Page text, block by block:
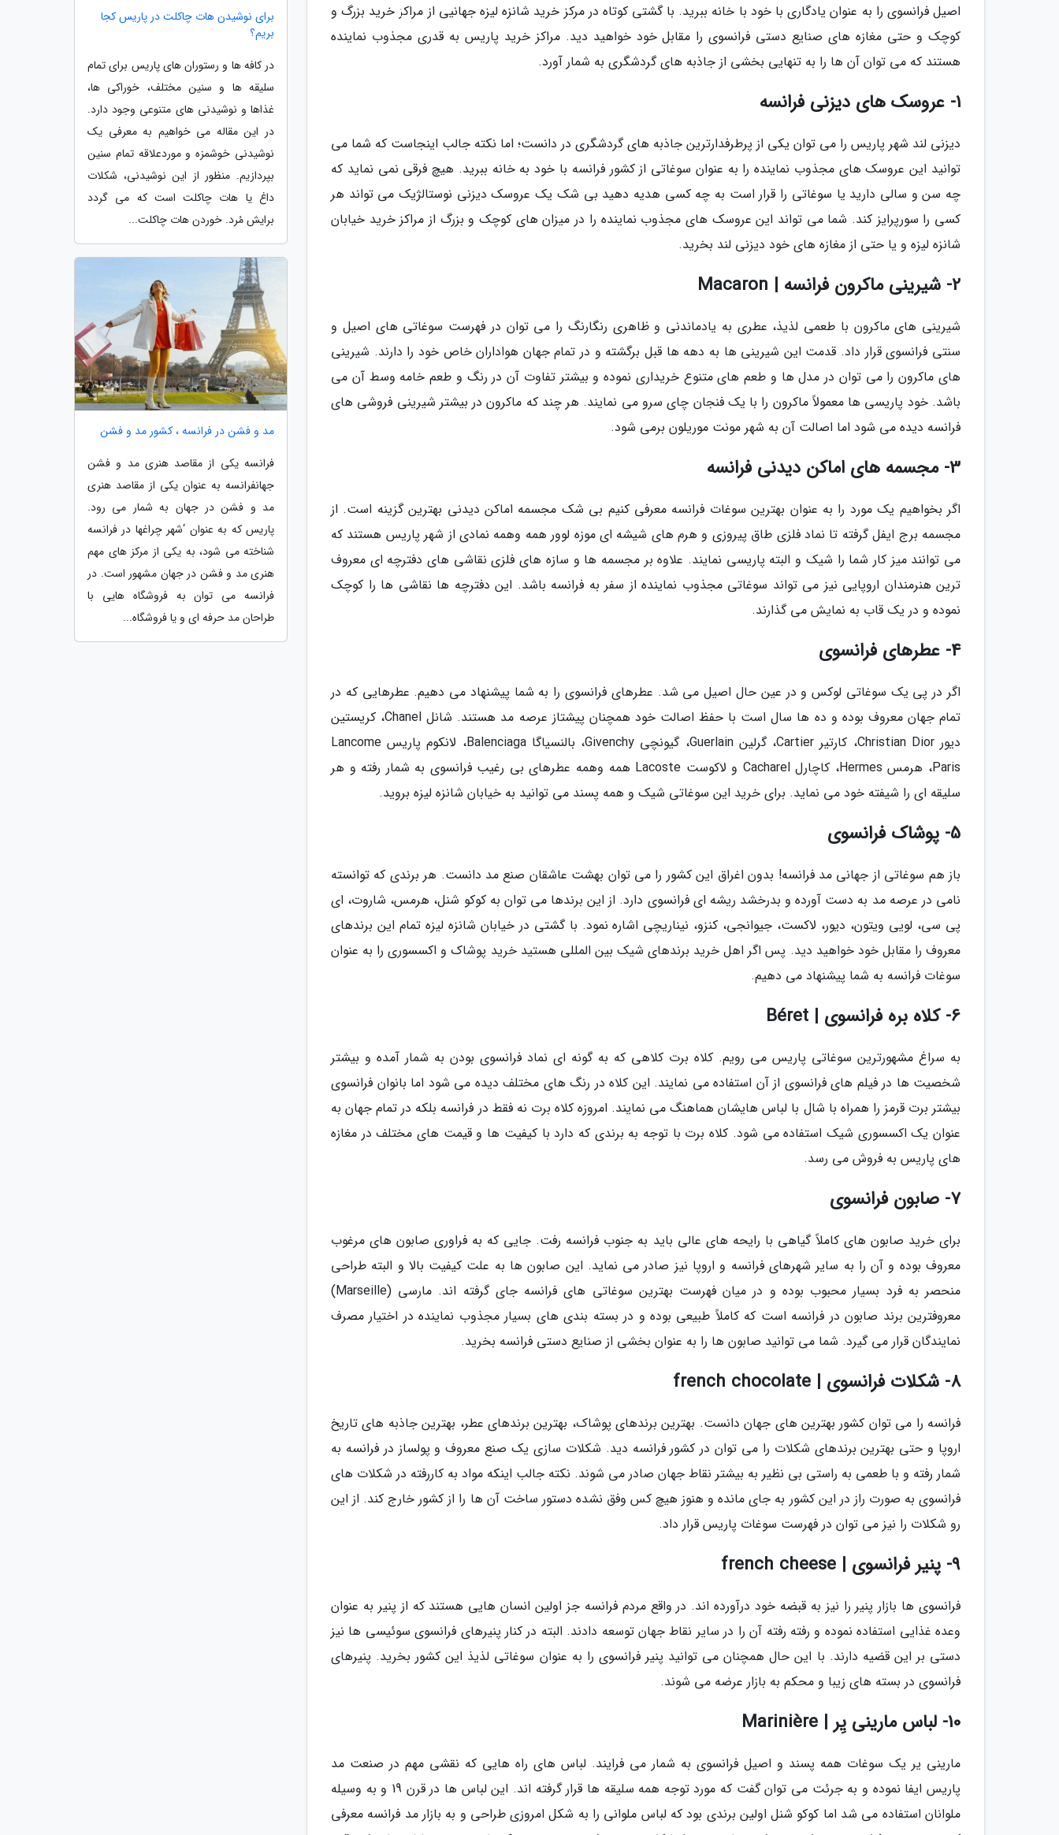
اصیل فرانسوی را به عنوان یادگاری با خود با خانه ببرید. با گشتی کوتاه در مرکز خرید شانزه لیزه جهانیی از مراکز خرید بزرگ و
کوچک و حتی مغازه های صنایع دستی فرانسوی را مقابل خود خواهید دید. مراکز خرید پاریس به قدری مجذوب نماینده
هستند که می توان آن ها را به تنهایی بخشی از جاذبه های گردشگری به شمار آورد.
1- عروسک های دیزنی فرانسه
دیزنی لند شهر پاریس را می توان یکی از پرطرفدارترین جاذبه های گردشگری در دانست؛ اما نکته جالب اینجاست که شما می
توانید این عروسک های مجذوب نماینده را به عنوان سوغاتی از کشور فرانسه با خود به خانه ببرید. هیچ فرقی نمی نماید که
چه سن و سالی دارید یا سوغاتی را قرار است به چه کسی هدیه دهید بی شک یک عروسک دیزنی نوستالژیک می تواند هر
کسی را سورپرایز کند. شما می تواند این عروسک های مجذوب نماینده را در میزان های کوچک و بزرگ از مراکز خرید خیابان
شانزه لیزه و یا حتی از مغازه های خود دیزنی لند بخرید.
2- شیرینی ماکرون فرانسه | Macaron
شیرینی های ماکرون با طعمی لذیذ، عطری به یادماندنی و ظاهری رنگارنگ را می توان در فهرست سوغاتی های اصیل و
سنتی فرانسوی قرار داد. قدمت این شیرینی ها به دهه ها قبل برگشته و در تمام جهان هواداران خاص خود را دارند. شیرینی
های ماکرون را می توان در مدل ها و طعم های متنوع خریداری نموده و بیشتر تفاوت آن در رنگ و طعم خامه وسط آن می
باشد. خود پاریسی ها معمولاً ماکرون را با یک فنجان چای سرو می نمایند. هر چند که ماکرون در بیشتر شیرینی فروشی های
فرانسه دیده می شود اما اصالت آن به شهر مونت موریلون برمی شود.
3- مجسمه های اماکن دیدنی فرانسه
اگر بخواهیم یک مورد را به عنوان بهترین سوغات فرانسه معرفی کنیم بی شک مجسمه اماکن دیدنی بهترین گزینه است. از
مجسمه برج ایفل گرفته تا نماد فلزی طاق پیروزی و هرم های شیشه ای موزه لوور همه وهمه نمادی از شهر پاریس هستند که
می توانند میز کار شما را شیک و البته پاریسی نمایند. علاوه بر مجسمه ها و سازه های فلزی نقاشی های دفترچه ای معروف
ترین هنرمندان اروپایی نیز می تواند سوغاتی مجذوب نماینده از سفر به فرانسه باشد. این دفترچه ها نقاشی ها را کوچک
نموده و در یک قاب به نمایش می گذارند.
4- عطرهای فرانسوی
اگر در پی یک سوغاتی لوکس و در عین حال اصیل می شد. عطرهای فرانسوی را به شما پیشنهاد می دهیم. عطرهایی که در
تمام جهان معروف بوده و ده ها سال است با حفظ اصالت خود همچنان پیشتاز عرصه مد هستند. شانل Chanel، کریستین
دیور Christian Dior، کارتیر Cartier، گرلین Guerlain، گیونچی Givenchy، بالنسیاگا Balenciaga، لانکوم پاریس Lancome
Paris، هرمس Hermes، کاچارل Cacharel و لاکوست Lacoste همه وهمه عطرهای بی رغیب فرانسوی به شمار رفته و هر
سلیقه ای را شیفته خود می نماید. برای خرید این سوغاتی شیک و همه پسند می توانید به خیابان شانزه لیزه بروید.
5- پوشاک فرانسوی
باز هم سوغاتی از جهانی مد فرانسه! بدون اغراق این کشور را می توان بهشت عاشقان صنع مد دانست. هر برندی که توانسته
نامی در عرصه مد به دست آورده و بدرخشد ریشه ای فرانسوی دارد. از این برندها می توان به کوکو شنل، هرمس، شاروت، ای
پی سی، لویی ویتون، دیور، لاکست، جیوانجی، کنزو، نیناریچی اشاره نمود. با گشتی در خیابان شانزه لیزه تمام این برندهای
معروف را مقابل خود خواهید دید. پس اگر اهل خرید برندهای شیک بین المللی هستید خرید پوشاک و اکسسوری را به عنوان
سوغات فرانسه به شما پیشنهاد می دهیم.
6- کلاه بره فرانسوی | Béret
به سراغ مشهورترین سوغاتی پاریس می رویم. کلاه برت کلاهی که به گونه ای نماد فرانسوی بودن به شمار آمده و بیشتر
شخصیت ها در فیلم های فرانسوی از آن استفاده می نمایند. این کلاه در رنگ های مختلف دیده می شود اما بانوان فرانسوی
بیشتر برت قرمز را همراه با شال با لباس هایشان هماهنگ می نمایند. امروزه کلاه برت نه فقط در فرانسه بلکه در تمام جهان به
عنوان یک اکسسوری شیک استفاده می شود. کلاه برت با توجه به برندی که دارد با کیفیت ها و قیمت های مختلف در مغازه
های پاریس به فروش می رسد.
7- صابون فرانسوی
برای خرید صابون های کاملاً گیاهی با رایحه های عالی باید به جنوب فرانسه رفت. جایی که به فراوری صابون های مرغوب
معروف بوده و آن را به سایر شهرهای فرانسه و اروپا نیز صادر می نماید. این صابون ها به علت کیفیت بالا و البته طراحی
منحصر به فرد بسیار محبوب بوده و در میان فهرست بهترین سوغاتی های فرانسه جای گرفته اند. مارسی (Marseille)
معروفترین برند صابون در فرانسه است که کاملاً طبیعی بوده و در بسته بندی های بسیار مجذوب نماینده در اختیار مصرف
نمایندگان قرار می گیرد. شما می توانید صابون ها را به عنوان بخشی از صنایع دستی فرانسه بخرید.
8- شکلات فرانسوی | french chocolate
فرانسه را می توان کشور بهترین های جهان دانست. بهترین برندهای پوشاک، بهترین برندهای عطر، بهترین جاذبه های تاریخ
اروپا و حتی بهترین برندهای شکلات را می توان در کشور فرانسه دید. شکلات سازی یک صنع معروف و پولساز در فرانسه به
شمار رفته و با طعمی به راستی بی نظیر به بیشتر نقاط جهان صادر می شوند. نکته جالب اینکه مواد به کاررفته در شکلات های
فرانسوی به صورت راز در این کشور به جای مانده و هنوز هیچ کس وفق نشده دستور ساخت آن ها را از کشور خارج کند. از این
رو شکلات را نیز می توان در فهرست سوغات پاریس قرار داد.
9- پنیر فرانسوی | french cheese
فرانسوی ها بازار پنیر را نیز به قبضه خود درآورده اند. در واقع مردم فرانسه جز اولین انسان هایی هستند که از پنیر به عنوان
وعده غذایی استفاده نموده و رفته رفته آن را در سایر نقاط جهان توسعه دادند. البته در کنار پنیرهای فرانسوی سوئیسی ها نیز
دستی بر این قضیه دارند. با این حال همچنان می توانید پنیر فرانسوی را به عنوان سوغاتی لذیذ این کشور بخرید. پنیرهای
فرانسوی در بسته های زیبا و محکم به بازار عرضه می شوند.
10- لباس مارینی یِر | Marinière
مارینی یر یک سوغات همه پسند و اصیل فرانسوی به شمار می فرایند. لباس های راه هایی که نقشی مهم در صنعت مد
پاریس ایفا نموده و به جرئت می توان گفت که مورد توجه همه سلیقه ها قرار گرفته اند. این لباس ها در قرن 19 و به وسیله
ملوانان استفاده می شد اما کوکو شنل اولین برندی بود که لباس ملوانی را به شکل امروزی طراحی و به بازار مد فرانسه معرفی
برای نوشیدن هات چاکلت در پاریس کجا
بریم؟
در کافه ها و رستوران های پاریس برای تمام
سلیقه ها و سنین مختلف، خوراکی ها،
غذاها و نوشیدنی های متنوعی وجود دارد.
در این مقاله می خواهیم به معرفی یک
نوشیدنی خوشمزه و موردعلاقه تمام سنین
بپردازیم. منظور از این نوشیدنی، شکلات
داغ یا هات چاکلت است که می گردد
برایش مُرد. خوردن هات چاکلت...
مد و فشن در فرانسه ، کشور مد و فشن
فرانسه یکی از مقاصد هنری مد و فشن
جهانفرانسه به عنوان یکی از مقاصد هنری
مد و فشن در جهان به شمار می رود.
پاریس که به عنوان ‘شهر چراغها در فرانسه
شناخته می شود، به یکی از مرکز های مهم
هنری مد و فشن در جهان مشهور است. در
فرانسه می توان به فروشگاه هایی با
طراحان مد حرفه ای و یا فروشگاه...